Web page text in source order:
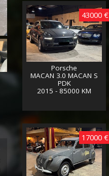
43000 €
Porsche
MACAN 3.0 MACAN S
PDK
2015 - 85000 KM
17000 €